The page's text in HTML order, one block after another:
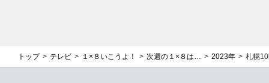
トップ テレビ １×８いこうよ！ 次週の１×８は… 2023年 札幌